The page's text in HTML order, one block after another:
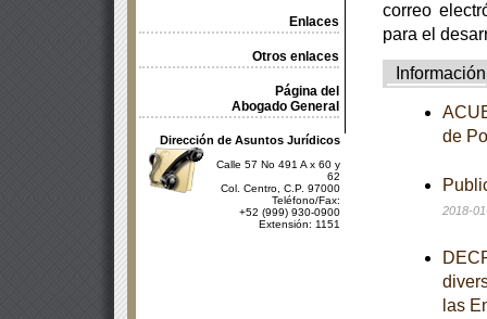
Enlaces
Otros enlaces
Página del
Abogado General
Dirección de Asuntos Jurídicos
Calle 57 No 491 A x 60 y
62
Col. Centro, C.P. 97000
Teléfono/Fax:
+52 (999) 930-0900
Extensión: 1151
correo
para el
Información
de
2018-
las